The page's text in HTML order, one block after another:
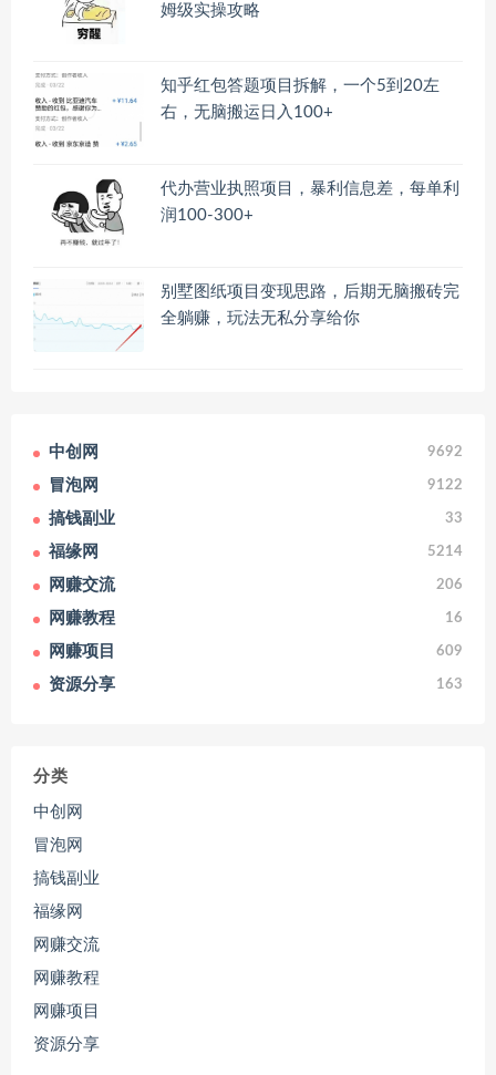
姆级实操攻略
知乎红包答题项目拆解，一个5到20左
右，无脑搬运日入100+
代办营业执照项目，暴利信息差，每单利
润100-300+
别墅图纸项目变现思路，后期无脑搬砖完
全躺赚，玩法无私分享给你
中创网 9692
冒泡网 9122
搞钱副业 33
福缘网 5214
网赚交流 206
网赚教程 16
网赚项目 609
资源分享 163
分类
中创网
冒泡网
搞钱副业
福缘网
网赚交流
网赚教程
网赚项目
资源分享